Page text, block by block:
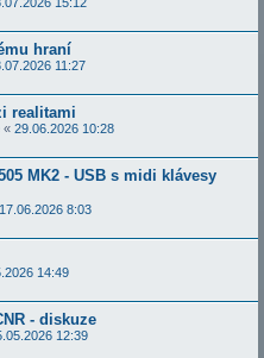
hraní
11:27
realitami
« 29.06.2026 10:28
MK2 - USB s midi klávesy
17.06.2026 8:03
14:49
- diskuze
12:39